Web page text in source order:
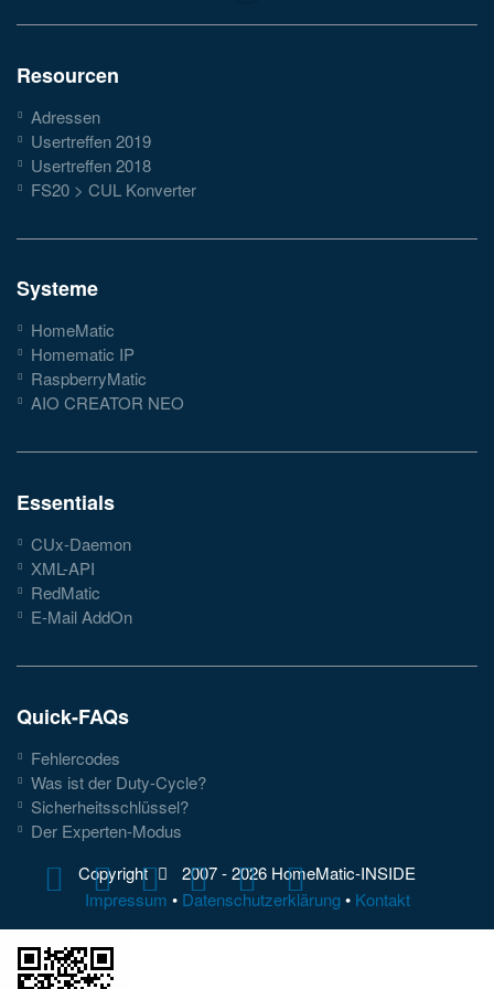
Resourcen
Adressen
Usertreffen 2019
Usertreffen 2018
FS20 > CUL Konverter
Systeme
HomeMatic
Homematic IP
RaspberryMatic
AIO CREATOR NEO
Essentials
CUx-Daemon
XML-API
RedMatic
E-Mail AddOn
Quick-FAQs
Fehlercodes
Was ist der Duty-Cycle?
Sicherheitsschlüssel?
Der Experten-Modus
Copyright
2007 - 2026 HomeMatic-INSIDE
Impressum • Datenschutzerklärung• Kontakt